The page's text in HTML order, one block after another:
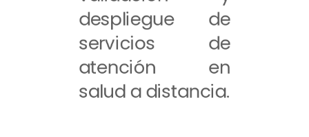
despliegue de
servicios de
atención en
salud a distancia.